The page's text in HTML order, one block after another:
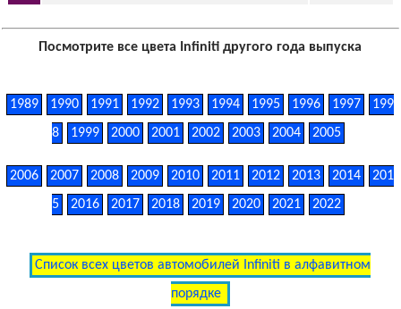
Посмотрите все цвета Infiniti другого года выпуска
1989 1990 1991 1992 1993 1994 1995 1996 1997
199
8
1999 2000 2001 2002 2003 2004 2005
2006 2007 2008 2009 2010 2011 2012 2013 2014
201
5
2016 2017 2018 2019 2020 2021 2022
Список всех цветов автомобилей Infiniti в алфавитном
порядке